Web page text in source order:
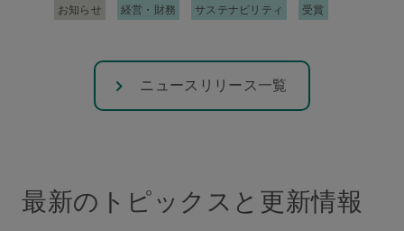
お知らせ 経営・財務 サステナビリティ 受賞
ニュースリリース一覧
最新のトピックスと更新情報